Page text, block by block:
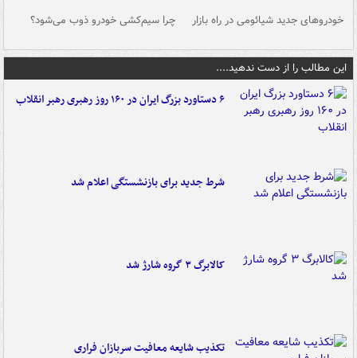
خودروهای جدید شیائومی در راه بازار چرا سیم‌کشی خودرو ذوب می‌شود؟
این مطالب را از دست ندهید....
۶ دستاورد بزرگ ایران در ۱۶۰ روز رهبری رهبر انقلاب
شرط جدید برای بازنشستگی اعلام شد
کالابرگ ۳ گروه شارژ شد
تکذیب شایعه معافیت سربازان فراری